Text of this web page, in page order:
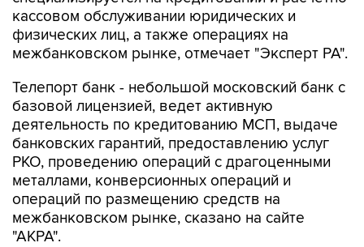
кассовом обслуживании юридических и
физических лиц, а также операциях на
межбанковском рынке, отмечает "Эксперт РА".
Телепорт банк - небольшой московский банк с
базовой лицензией, ведет активную
деятельность по кредитованию МСП, выдаче
банковских гарантий, предоставлению услуг
РКО, проведению операций с драгоценными
металлами, конверсионных операций и
операций по размещению средств на
межбанковском рынке, сказано на сайте
"АКРА".